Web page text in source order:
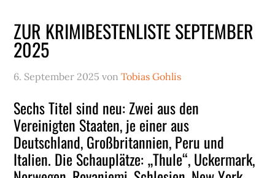
ZUR KRIMIBESTENLISTE SEPTEMBER
2025
6. September 2025 vonTobias Gohlis
Sechs Titel sind neu: Zwei aus den
Vereinigten Staaten, je einer aus
Deutschland, Großbritannien, Peru und
Italien. Die Schauplätze: „Thule“, Uckermark,